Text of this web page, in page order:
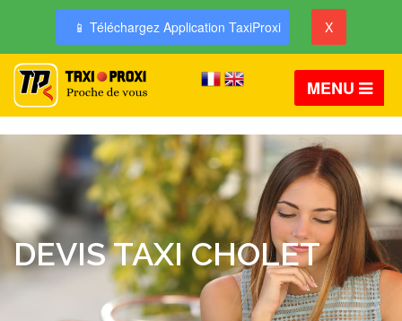
📱 Téléchargez Application TaxiProxi X
MENU
DEVIS TAXI CHOLET